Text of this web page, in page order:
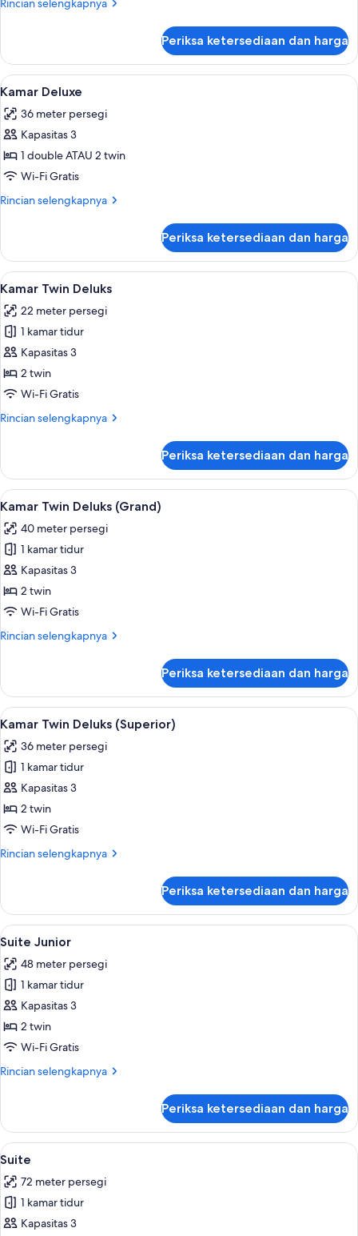
Rincian selengkapnya
Kamar
Superior
Periksa ketersediaan dan harga
Lihat
semua
foto
untuk
Kamar
Deluxe
Kamar Deluxe | Minibar, brankas,
7
Kamar Deluxe
36 meter persegi
Kapasitas 3
1 double ATAU 2 twin
Wi-Fi Gratis
Rincian selengkapnya
Rincian
Kamar
Deluxe
Periksa ketersediaan dan harga
Lihat
semua
foto
untuk
Kamar
Twin
Deluks
Kamar Twin Deluks | Minibar,
8
Kamar Twin Deluks
22 meter persegi
1 kamar tidur
Kapasitas 3
2 twin
Wi-Fi Gratis
Rincian selengkapnya
Rincian
Kamar
Twin
Deluks
Periksa ketersediaan dan harga
Lihat
semua
foto
untuk
Kamar
Twin
Deluks
Kamar Twin Deluks (Grand) |
7
Kamar Twin Deluks (Grand)
40 meter persegi
1 kamar tidur
Kapasitas 3
2 twin
Wi-Fi Gratis
Rincian selengkapnya
Rincian
Kamar
Twin
Deluks
Periksa ketersediaan dan harga
Lihat
semua
foto
untuk
Kamar
Twin
Deluks
Kamar Twin Deluks (Superior) |
7
Kamar Twin Deluks (Superior)
36 meter persegi
1 kamar tidur
Kapasitas 3
2 twin
Wi-Fi Gratis
Rincian selengkapnya
Rincian
Kamar
Twin
Deluks
Periksa ketersediaan dan harga
Lihat
semua
foto
untuk
Suite
Junior
Suite Junior | Minibar, brankas,
8
Suite Junior
48 meter persegi
1 kamar tidur
Kapasitas 3
2 twin
Wi-Fi Gratis
Rincian selengkapnya
Rincian
Suite
Junior
Periksa ketersediaan dan harga
Lihat
semua
foto
untuk
Suite
Suite | Minibar, brankas, meja kerja,
8
Suite
72 meter persegi
1 kamar tidur
Kapasitas 3